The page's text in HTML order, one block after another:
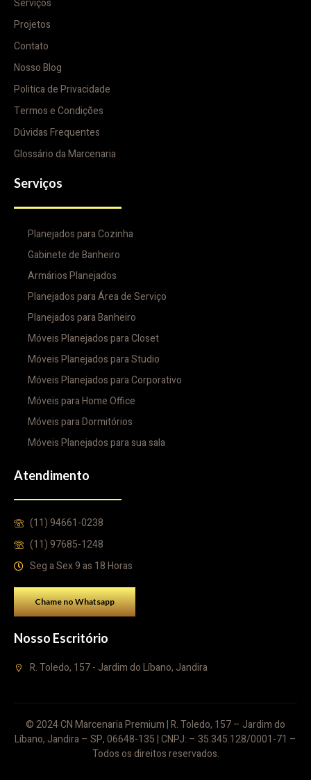
Serviços
Projetos
Contato
Nosso Blog
Politica de Privacidade
Termos e Condições
Dúvidas Frequentes
Glossário da Marcenaria
Serviços
Planejados para Cozinha
Gabinete de Banheiro
Armários Planejados
Planejados para Área de Serviço
Planejados para Banheiro
Móveis Planejados para Closet
Móveis Planejados para Studio
Móveis Planejados para Corporativo
Móveis para Home Office
Móveis para Dormitórios
Móveis Planejados para sua sala
Atendimento
(11) 94661-0238
(11) 97685-1248
Seg a Sex 9 as 18 Horas
Chame no Whatsapp
Nosso Escritório
R. Toledo, 157 - Jardim do Líbano, Jandira
© 2024 CN Marcenaria Premium | R. Toledo, 157 – Jardim do
Líbano, Jandira – SP, 06648-135 | CNPJ: – 35.345.128/0001-71 –
Todos os direitos reservados.